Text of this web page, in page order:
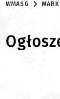
WMASG